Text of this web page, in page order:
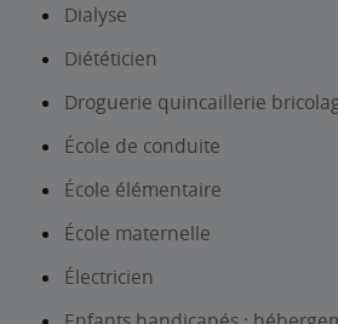
Dialyse
Diététicien
Droguerie quincaillerie
École de conduite
École élémentaire
École maternelle
Électricien